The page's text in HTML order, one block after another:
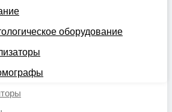
оборудование